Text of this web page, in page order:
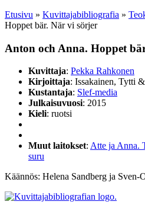
Etusivu » Kuvittaja­bibliografia »
Hoppet bär. När vi sörjer
Anton och Anna. Hoppet
Kuvittaja: Pekka Rahkonen
Kirjoittaja: Issakainen, Tytti
Kustantaja: Slef-media
Julkaisuvuosi: 2015
Kieli: ruotsi
Muut laitokset: Atte ja Anna.
suru
Käännös: Helena Sandberg ja Sven-